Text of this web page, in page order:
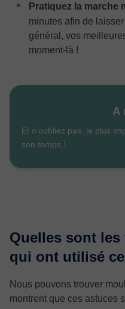
Pratiquez la marche
minutes afin de
général, vos
moment-là !
A
Et n’oubliez pas, le plus
son temps !
Quelles sont
qui ont utilisé
Nous pouvons trouver
montrent que ces astuces